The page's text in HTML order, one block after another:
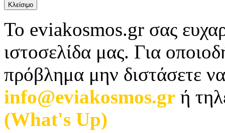
Κλείσιμο
Το eviakosmos.gr σας
ιστοσελίδα μας. Για
πρόβλημα μην διστάσετε
info@eviakosmos.gr ή
(What's Up)